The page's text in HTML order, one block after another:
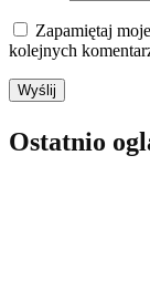
Zapamiętaj
kolejnych
Ostatnio